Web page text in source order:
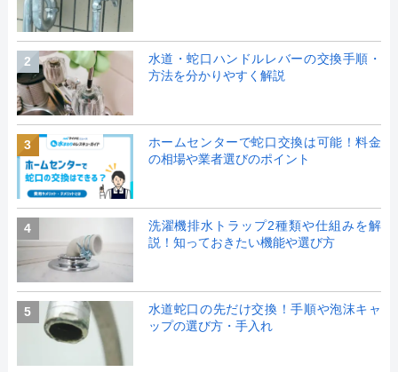
2
水道・蛇口ハンドルレバーの交換手順・
方法を分かりやすく解説
3
ホームセンターで蛇口交換は可能！料金
の相場や業者選びのポイント
4
洗濯機排水トラップ2種類や仕組みを解
説！知っておきたい機能や選び方
5
水道蛇口の先だけ交換！手順や泡沫キャ
ップの選び方・手入れ